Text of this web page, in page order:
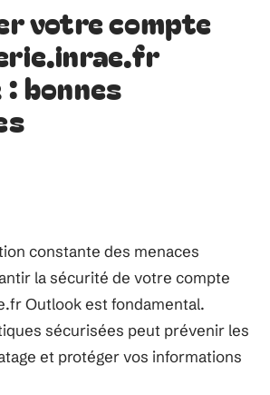
votre compte
bonnes
constante des menaces
la sécurité de votre compte
Outlook est fondamental.
sécurisées peut prévenir les
et protéger vos informations